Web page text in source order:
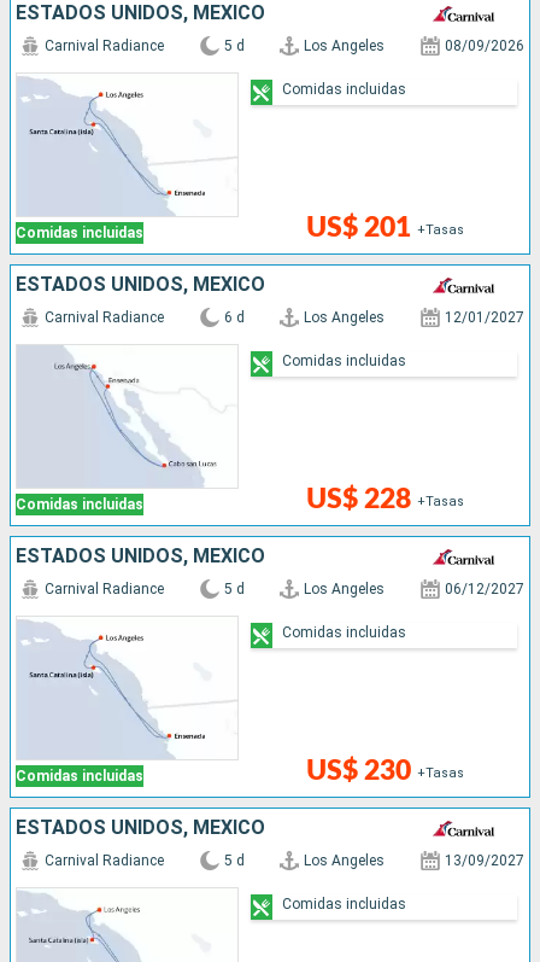
ESTADOS UNIDOS, MÉXICO
Comidas incluidas
Carnival Radiance 5 d Los Angeles 08/09/2026
US$ 201 +Tasas
Comidas incluidas
ESTADOS UNIDOS, MÉXICO
Comidas incluidas
Carnival Radiance 6 d Los Angeles 12/01/2027
US$ 228 +Tasas
Comidas incluidas
ESTADOS UNIDOS, MÉXICO
Comidas incluidas
Carnival Radiance 5 d Los Angeles 06/12/2027
US$ 230 +Tasas
Comidas incluidas
ESTADOS UNIDOS, MÉXICO
Carnival Radiance 5 d Los Angeles 13/09/2027
Comidas incluidas